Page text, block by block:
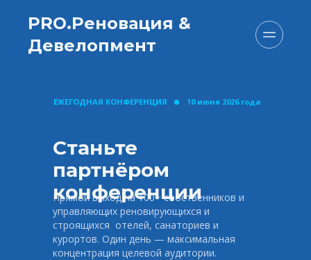
PRO.Реновация &
Девелопмент
Станьте
партнёром
конференции
Прямой выход на 100+ собственников и
управляющих реновирующихся и
строящихся  отелей, санаториев и
курортов. Один день — максимальная
концентрация целевой аудитории.
ЕЖЕГОДНАЯ КОНФЕРЕНЦИЯ 10 июня 2026 года